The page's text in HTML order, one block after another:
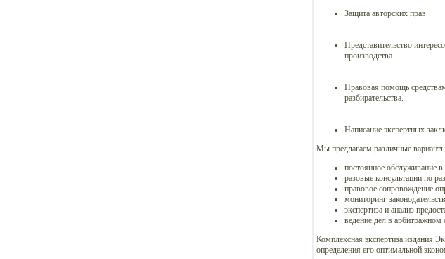
Защита авторских прав
Представительство
производства
Правовая помощь
разбирательства.
Написание экспертных
Мы предлагаем различные
постоянное обслуживание
разовые консультации по
правовое сопровождение
мониторинг
экспертиза и анализ
ведение дел в арбитражном
Комплексная экспертиза издания
определения его оптимальной